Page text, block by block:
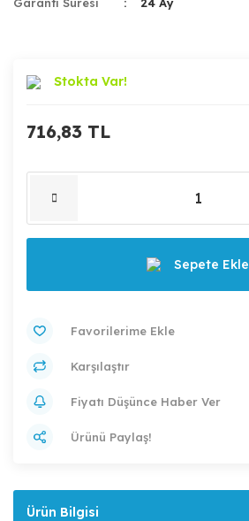
Stokta Var!
716,83 TL
Sepete Ekle
Karşılaştır
Fiyatı Düşünce Haber Ver
Ürünü Paylaş!
Ürün Bilgisi